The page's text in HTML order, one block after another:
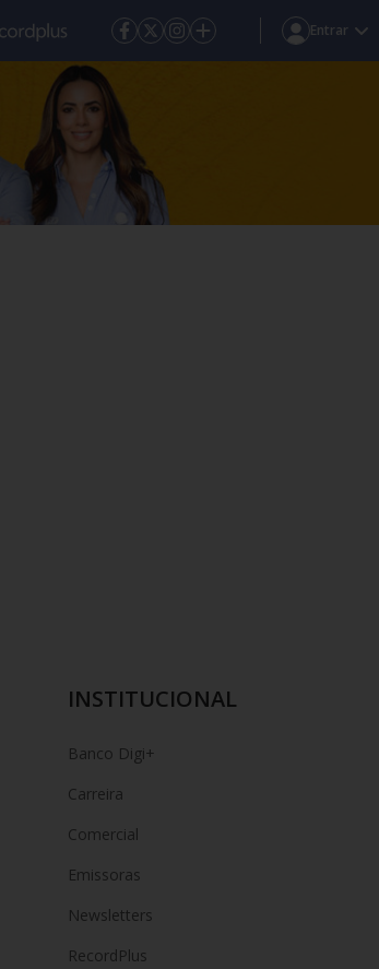
Entrar
INSTITUCIONAL
Banco Digi+
Carreira
Comercial
Emissoras
Newsletters
RecordPlus